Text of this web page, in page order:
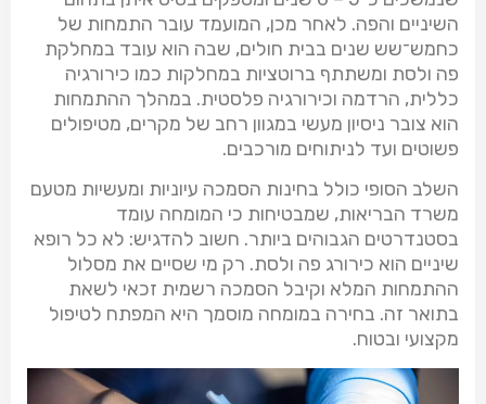
השיניים והפה. לאחר מכן, המועמד עובר התמחות של
כחמש־שש שנים בבית חולים, שבה הוא עובד במחלקת
פה ולסת ומשתתף ברוטציות במחלקות כמו כירורגיה
כללית, הרדמה וכירורגיה פלסטית. במהלך ההתמחות
הוא צובר ניסיון מעשי במגוון רחב של מקרים, מטיפולים
פשוטים ועד לניתוחים מורכבים.
השלב הסופי כולל בחינות הסמכה עיוניות ומעשיות מטעם
משרד הבריאות, שמבטיחות כי המומחה עומד
בסטנדרטים הגבוהים ביותר. חשוב להדגיש: לא כל רופא
שיניים הוא כירורג פה ולסת. רק מי שסיים את מסלול
ההתמחות המלא וקיבל הסמכה רשמית זכאי לשאת
בתואר זה. בחירה במומחה מוסמך היא המפתח לטיפול
מקצועי ובטוח.